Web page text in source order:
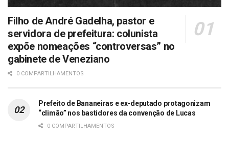
Filho de André Gadelha, pastor e
servidora de prefeitura: colunista
expõe nomeações “controversas” no
gabinete de Veneziano
0 COMPARTILHAMENTOS
Prefeito de Bananeiras e ex-deputado protagonizam
“climão” nos bastidores da convenção de Lucas
0 COMPARTILHAMENTOS